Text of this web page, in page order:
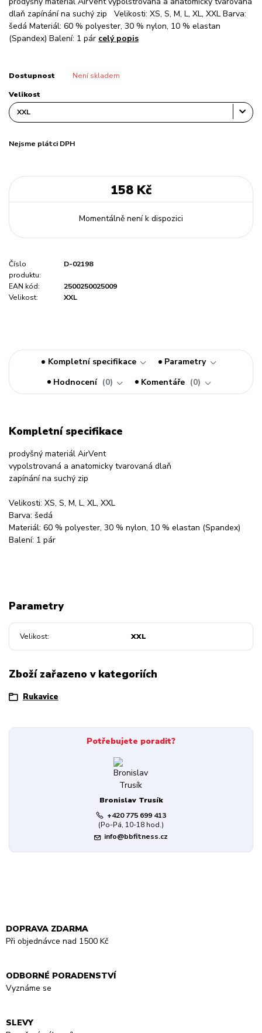
dlaň zapínání na suchý zip Velikosti: XS, S, M, L, XL, XXL Barva:
šedá Materiál: 60 % polyester, 30 % nylon, 10 % elastan
(Spandex) Balení: 1 pár celý popis
Dostupnost Není skladem
Velikost
Nejsme plátci DPH
158 Kč
Momentálně není k dispozici
Číslo
produktu:
D-02198
EAN kód:
2500250025009
Velikost:
XXL
Kompletní specifikace
Parametry
Hodnocení
0 Komentáře 0
Kompletní specifikace
prodyšný materiál AirVent
vypolstrovaná a anatomicky tvarovaná dlaň
zapínání na suchý zip
Velikosti: XS, S, M, L, XL, XXL
Barva: šedá
Materiál: 60 % polyester, 30 % nylon, 10 % elastan (Spandex)
Balení: 1 pár
Parametry
Velikost XXL
Zboží zařazeno v kategoriích
Rukavice
Potřebujete poradit?
Bronislav Trusík
+420 775 699 413
(Po-Pá, 10-18 hod.)
info@bbfitness.cz
DOPRAVA ZDARMA
Při objednávce nad 1500 Kč
ODBORNÉ PORADENSTVÍ
Vyznáme se
SLEVY